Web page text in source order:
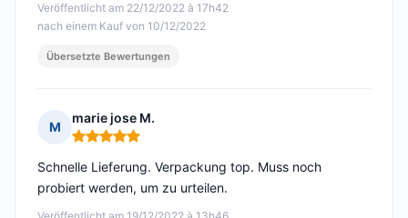
Veröffentlicht am 22/12/2022 à 17h42
nach einem Kauf von 10/12/2022
Übersetzte Bewertungen
M
marie jose M.
Hinweis: 5 von 5
Schnelle Lieferung. Verpackung top. Muss noch
probiert werden, um zu urteilen.